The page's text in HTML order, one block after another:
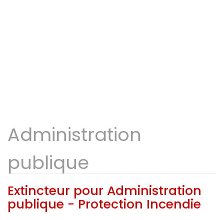
Administration
publique
Extincteur pour Administration
publique - Protection Incendie